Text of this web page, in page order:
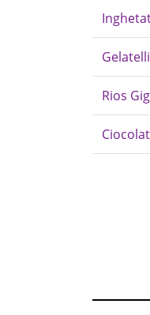
Rios